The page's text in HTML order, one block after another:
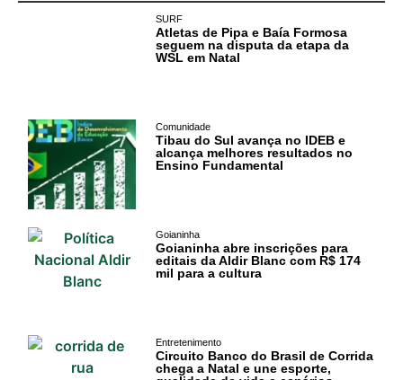
SURF
Atletas de Pipa e Baía Formosa
seguem na disputa da etapa da
WSL em Natal
Comunidade
Tibau do Sul avança no IDEB e
alcança melhores resultados no
Ensino Fundamental
Goianinha
Goianinha abre inscrições para
editais da Aldir Blanc com R$ 174
mil para a cultura
Entretenimento
Circuito Banco do Brasil de Corrida
chega a Natal e une esporte,